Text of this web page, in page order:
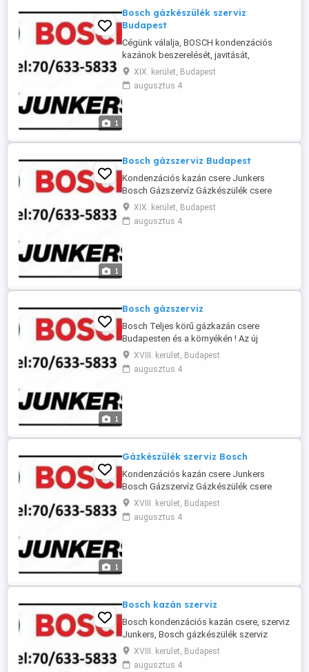
1
Bosch gázkészülék szerviz
Budapest
Cégünk válalja, BOSCH kondenzációs
kazánok beszerelését, javitását,
karbantartását, Budapesten és környékén,
rövid határidővel. Hivjon bizalommal 06 70
6335833
XIX. kerület, Budapest
augusztus 4
1
Bosch gázszerviz Budapest
Kondenzációs kazán csere Junkers
Bosch Gázszervíz Gázkészülék csere
Budapesten Teljes körű gázkazán csere
Budapesten és a környékén ! Az új
jogszabályok miatt sajnos már csak
XIX. kerület, Budapest
augusztus 4
1
Bosch gázszerviz
Bosch Teljes körű gázkazán csere
Budapesten és a környékén ! Az új
jogszabályok miatt sajnos már csak
kondenzációs kazánokat lehet felszerelni
. Teljes körű kivitelezéssel állunk a kedves
XVIII. kerület, Budapest
augusztus 4
1
Gázkészülék szerviz Bosch
Kondenzációs kazán csere Junkers
Bosch Gázszervíz Gázkészülék csere
Budapesten Teljes körű gázkazán csere
Budapesten és a környékén ! Az új
jogszabályok miatt sajnos már csak
XVIII. kerület, Budapest
augusztus 4
Bosch kazán szerviz
Bosch kondenzációs kazán csere, szerviz
Junkers, Bosch gázkészülék szerviz
Budapest :70 633-5833.Junkers cirkók és
vízmelegítők éves karbantartása
XVIII. kerület, Budapest
augusztus 4